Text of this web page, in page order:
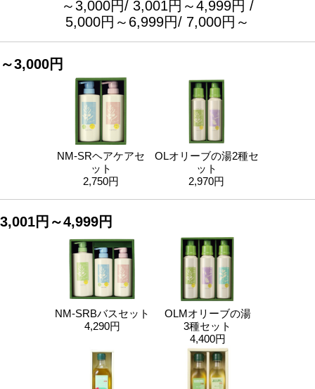
～3,000円/ 3,001円～4,999円 /
5,000円～6,999円/ 7,000円～
～3,000円
NM-SRヘアケアセ
ット
2,750円
OLオリーブの湯2種セ
ット
2,970円
3,001円～4,999円
NM-SRBバスセット
4,290円
OLMオリーブの湯
3種セット
4,400円